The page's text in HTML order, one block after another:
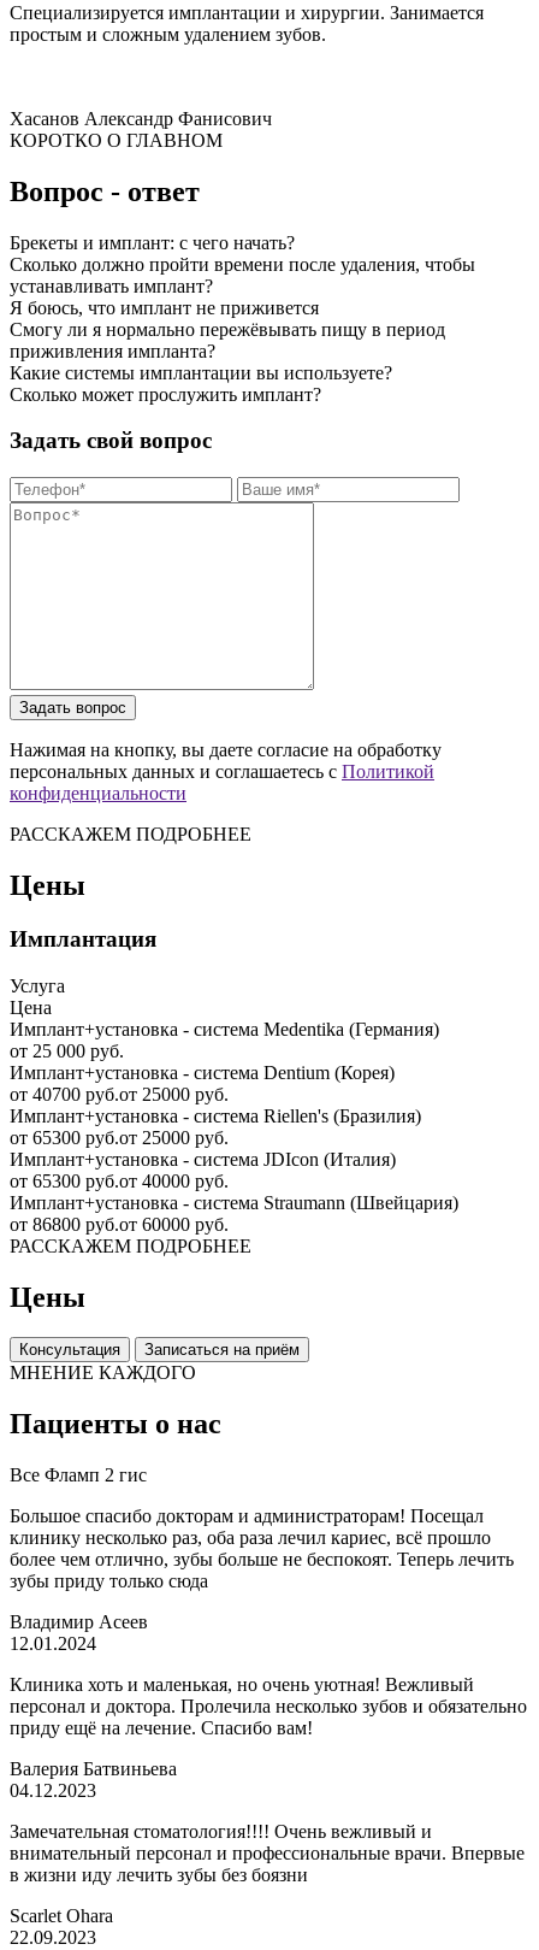
Специализируется имплантации и хирургии. Занимается
простым и сложным удалением зубов.
Хасанов Александр Фанисович
КОРОТКО О ГЛАВНОМ
Вопрос - ответ
Брекеты и имплант: с чего начать?
Сколько должно пройти времени после удаления, чтобы
устанавливать имплант?
Я боюсь, что имплант не приживется
Смогу ли я нормально пережёвывать пищу в период
приживления импланта?
Какие системы имплантации вы используете?
Сколько может прослужить имплант?
Задать свой вопрос
Задать вопрос
Нажимая на кнопку, вы даете согласие на обработку
персональных данных и соглашаетесь c Политикой
конфиденциальности
РАССКАЖЕМ ПОДРОБНЕЕ
Цены
Имплантация
Услуга
Цена
Имплант+установка - система Medentika (Германия)
от 25 000 руб.
Имплант+установка - система Dentium (Корея)
от 40700 руб.от 25000 руб.
Имплант+установка - система Riellen's (Бразилия)
от 65300 руб.от 25000 руб.
Имплант+установка - система JDIcon (Италия)
от 65300 руб.от 40000 руб.
Имплант+установка - система Straumann (Швейцария)
от 86800 руб.от 60000 руб.
РАССКАЖЕМ ПОДРОБНЕЕ
Цены
Консультация Записаться на приём
МНЕНИЕ КАЖДОГО
Пациенты о нас
Все Фламп 2 гис
Большое спасибо докторам и администраторам! Посещал
клинику несколько раз, оба раза лечил кариес, всё прошло
более чем отлично, зубы больше не беспокоят. Теперь лечить
зубы приду только сюда
Владимир Асеев
12.01.2024
Клиника хоть и маленькая, но очень уютная! Вежливый
персонал и доктора. Пролечила несколько зубов и обязательно
приду ещё на лечение. Спасибо вам!
Валерия Батвиньева
04.12.2023
Замечательная стоматология!!!! Очень вежливый и
внимательный персонал и профессиональные врачи. Впервые
в жизни иду лечить зубы без боязни
Scarlet Ohara
22.09.2023